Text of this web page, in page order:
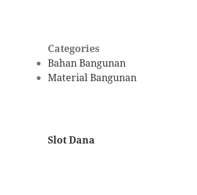
Categories
Bahan Bangunan
Material Bangunan
Slot Dana